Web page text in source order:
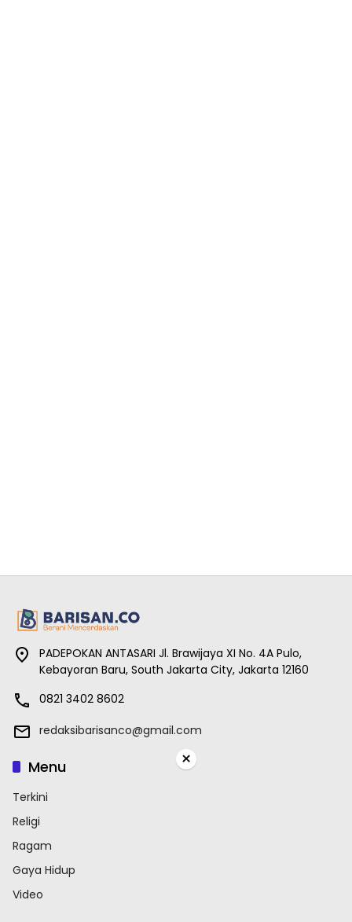
PADEPOKAN ANTASARI Jl. Brawijaya XI No. 4A Pulo,
Kebayoran Baru, South Jakarta City, Jakarta 12160
0821 3402 8602
redaksibarisanco@gmail.com
Menu
Terkini
Religi
Ragam
Gaya Hidup
Video
×